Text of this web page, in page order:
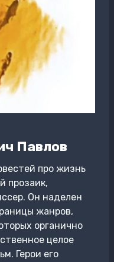
Павлов
про жизнь
прозаик,
Он наделен
жанров,
органично
целое
Герои его